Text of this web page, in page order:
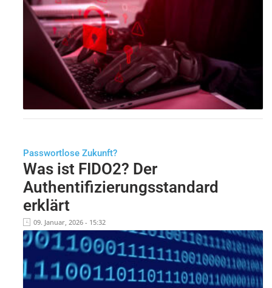
Passwortlose Zukunft?
Was ist FIDO2? Der
Authentifizierungsstandard
erklärt
09. Januar, 2026 - 15:32